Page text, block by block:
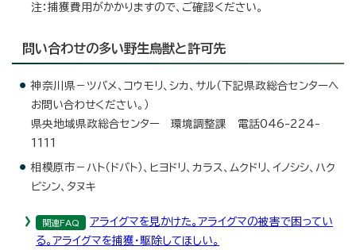
注：捕獲費用がかかりますので、ご確認ください。
問い合わせの多い野生鳥獣と許可先
神奈川県－ツバメ、コウモリ、シカ、サル（下記県政総合センターへ
お問い合わせください。）
県央地域県政総合センター 環境調整課 電話046-224-
1111
相模原市－ハト（ドバト）、ヒヨドリ、カラス、ムクドリ、イノシシ、ハク
ビシン、タヌキ
関連FAQ
アライグマを見かけた。アライグマの被害で困ってい
る。アライグマを捕獲・駆除してほしい。